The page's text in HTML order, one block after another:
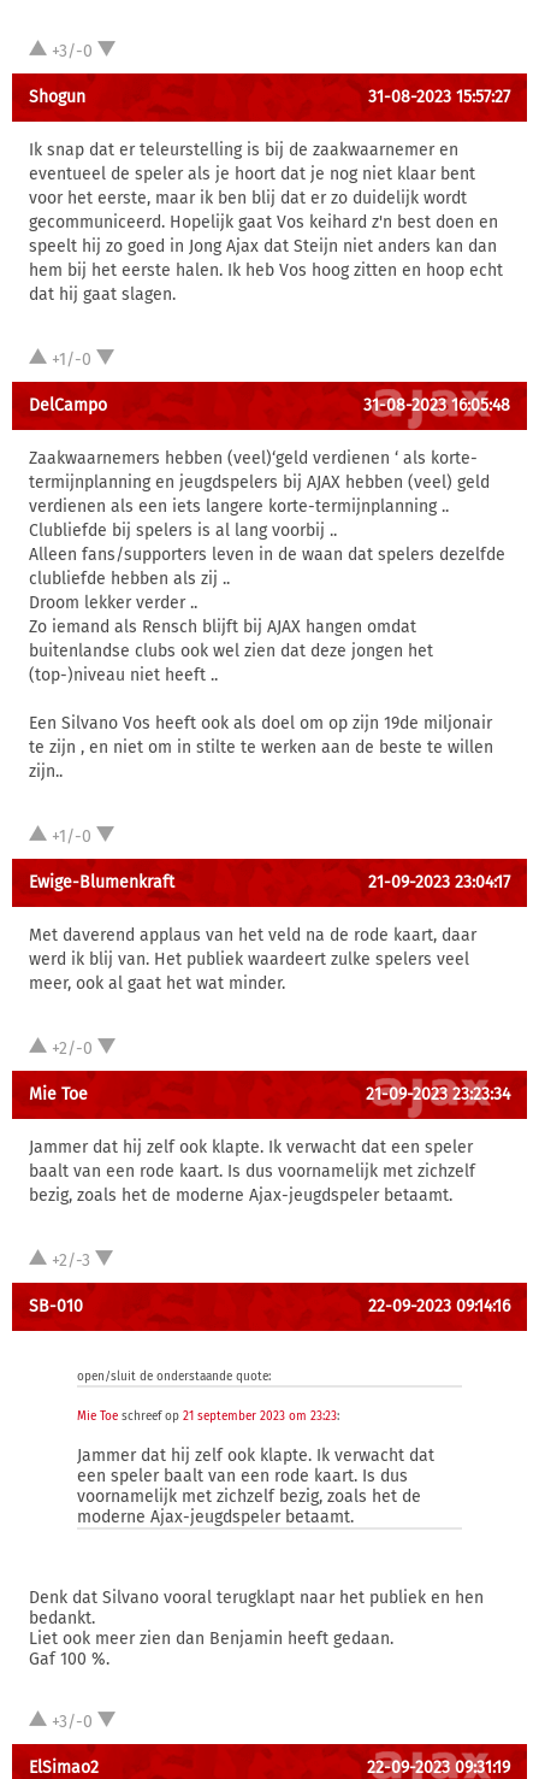
+3/-0
Shogun 31-08-2023 15:57:27
Ik snap dat er teleurstelling is bij de zaakwaarnemer en
eventueel de speler als je hoort dat je nog niet klaar bent
voor het eerste, maar ik ben blij dat er zo duidelijk wordt
gecommuniceerd. Hopelijk gaat Vos keihard z'n best doen en
speelt hij zo goed in Jong Ajax dat Steijn niet anders kan dan
hem bij het eerste halen. Ik heb Vos hoog zitten en hoop echt
dat hij gaat slagen.
+1/-0
DelCampo 31-08-2023 16:05:48
Zaakwaarnemers hebben (veel)‘geld verdienen ‘ als korte-
termijnplanning en jeugdspelers bij AJAX hebben (veel) geld
verdienen als een iets langere korte-termijnplanning ..
Clubliefde bij spelers is al lang voorbij ..
Alleen fans/supporters leven in de waan dat spelers dezelfde
clubliefde hebben als zij ..
Droom lekker verder ..
Zo iemand als Rensch blijft bij AJAX hangen omdat
buitenlandse clubs ook wel zien dat deze jongen het
(top-)niveau niet heeft ..
Een Silvano Vos heeft ook als doel om op zijn 19de miljonair
te zijn , en niet om in stilte te werken aan de beste te willen
zijn..
+1/-0
Ewige-Blumenkraft 21-09-2023 23:04:17
Met daverend applaus van het veld na de rode kaart, daar
werd ik blij van. Het publiek waardeert zulke spelers veel
meer, ook al gaat het wat minder.
+2/-0
Mie Toe 21-09-2023 23:23:34
Jammer dat hij zelf ook klapte. Ik verwacht dat een speler
baalt van een rode kaart. Is dus voornamelijk met zichzelf
bezig, zoals het de moderne Ajax-jeugdspeler betaamt.
+2/-3
SB-010 22-09-2023 09:14:16
open/sluit de onderstaande quote:
Mie Toe schreef op 21 september 2023 om 23:23:
Jammer dat hij zelf ook klapte. Ik verwacht dat
een speler baalt van een rode kaart. Is dus
voornamelijk met zichzelf bezig, zoals het de
moderne Ajax-jeugdspeler betaamt.
Denk dat Silvano vooral terugklapt naar het publiek en hen
bedankt.
Liet ook meer zien dan Benjamin heeft gedaan.
Gaf 100 %.
+3/-0
ElSimao2 22-09-2023 09:31:19